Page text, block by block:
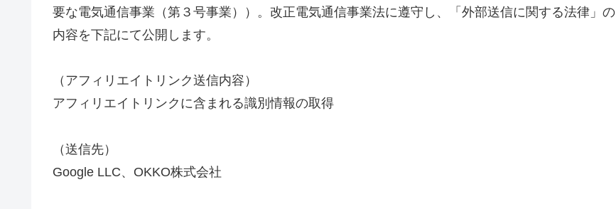
要な電気通信事業（第３号事業））。改正電気通信事業法に遵守し、「外部送信に関する法律」の
内容を下記にて公開します。
（アフィリエイトリンク送信内容）
アフィリエイトリンクに含まれる識別情報の取得
（送信先）
Google LLC、OKKO株式会社